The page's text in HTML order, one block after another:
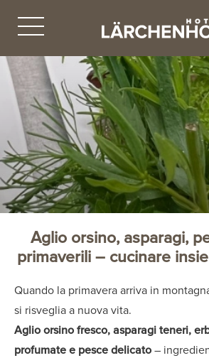
Aglio orsino, asparagi,
primaverili – cucinare
Quando la primavera arriva in
si risveglia a nuova vita.
Aglio orsino fresco, asparagi teneri,
profumate e pesce delicato–